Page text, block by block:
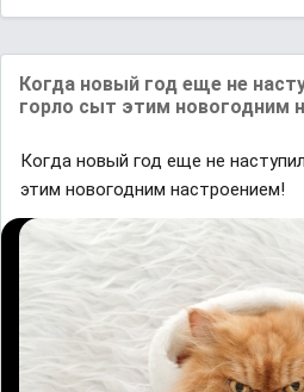
Когда новый год еще не
горло сыт этим новогодним
Когда новый год еще не
этим новогодним настроением!